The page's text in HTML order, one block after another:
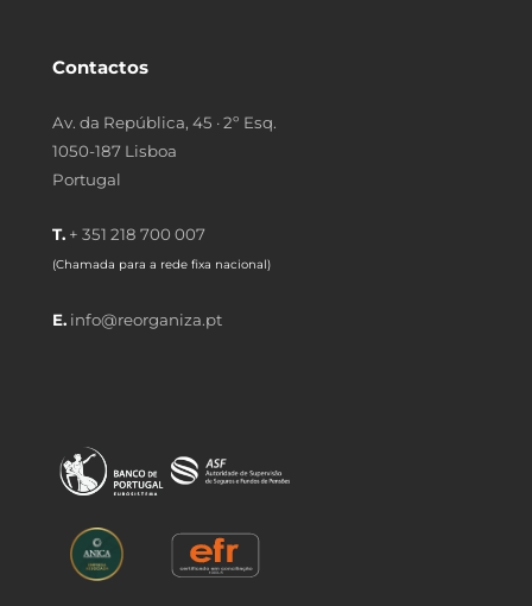
Contactos
Av. da República, 45 · 2º Esq.
1050-187 Lisboa
Portugal
T. + 351 218 700 007
(Chamada para a rede fixa nacional)
E. info@reorganiza.pt